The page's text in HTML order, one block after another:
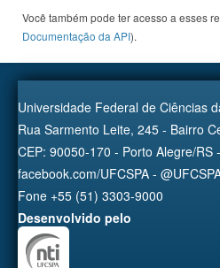
Você também pode ter acesso a esses
Documentação da API).
Universidade Federal de Ciências
Rua Sarmento Leite, 245 - Bairro
CEP: 90050-170 - Porto Alegre/RS
facebook.com/UFCSPA -
Fone +55 (51) 3303-9000
Desenvolvido pelo